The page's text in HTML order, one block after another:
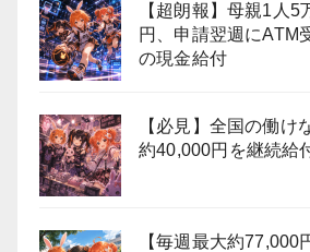
【超朗報】母親1人5
円、申請翌週にATM
の現金給付
【必見】全国の働け
約40,000円を継続給
【毎週最大約77,000